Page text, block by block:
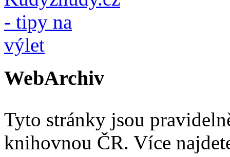
WebArchiv
Tyto stránky jsou
knihovnou ČR. Více